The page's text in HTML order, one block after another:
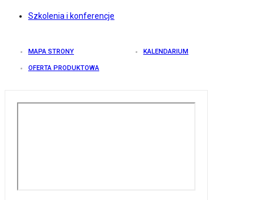
Szkolenia i konferencje
MAPA STRONY KALENDARIUM
OFERTA PRODUKTOWA